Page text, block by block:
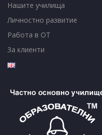
Нашите училища
Личностно развитие
Работа в ОТ
За клиенти